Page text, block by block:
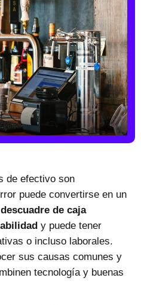
de efectivo son
puede convertirse en un
descuadre de caja
y puede tener
o incluso laborales.
sus causas comunes y
tecnologíay buenas